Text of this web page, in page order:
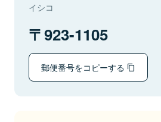
イシコ
923-1105
郵便番号をコピーする